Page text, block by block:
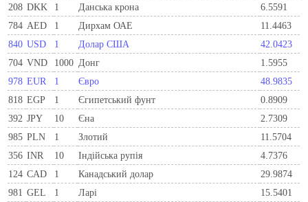
208 DKK 1 Данська крона
6.5591
784 AED 1 Дирхам ОАЕ
11.4463
840 USD 1 Долар США
42.0423
704 VND 1000 Донг
1.5955
978 EUR 1 Євро
48.9835
818 EGP 1 Єгипетський фунт
0.8909
392 JPY 10 Єна
2.7309
985 PLN 1 Злотий
11.5704
356 INR 10 Індійська рупія
4.7376
124 CAD 1 Канадський долар
29.9874
981 GEL 1 Ларi
15.5401